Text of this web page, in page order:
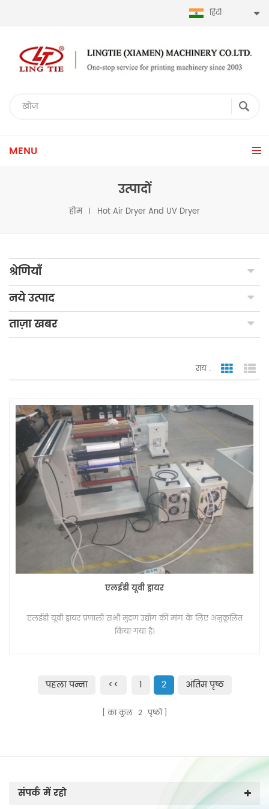
हिंदी
MENU
उत्पादों
होम Hot Air Dryer And UV Dryer
श्रेणियाँ
नये उत्पाद
ताज़ा खबर
राय : जाली
एलईडी यूवी ड्रायर
एलईडी यूवी ड्रायर प्रणाली सभी मुद्रण उद्योग की मांग के लिए अनुकूलित
किया गया है।
पहला पन्ना << 1 2 अंतिम पृष्ठ
का कुल 2 पृष्ठों
संपर्क में रहो